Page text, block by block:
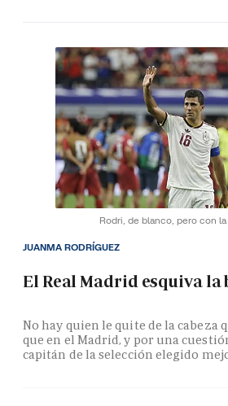
Rodri, de blanco, pero con
El Real Madrid esquiva la
No hay quien le quite de la cabeza
que en el Madrid, y por una
capitán de la selección elegido
JUANMA RODRÍGUEZ